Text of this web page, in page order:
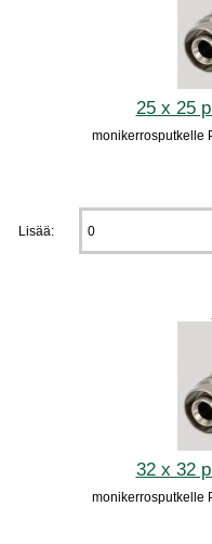
25 x 25
monikerrosputkelle
Lisää:
32 x 32
monikerrosputkelle